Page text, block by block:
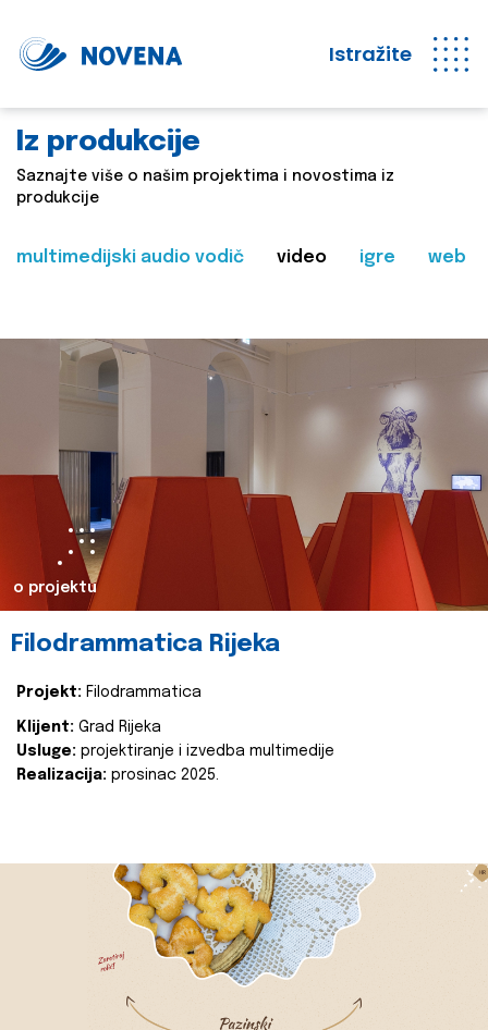
Istražite
Iz produkcije
Saznajte više o našim projektima i novostima iz
produkcije
multimedijski audio vodič video igre web
o projektu
Filodrammatica Rijeka
Projekt: Filodrammatica
Klijent: Grad Rijeka
Usluge: projektiranje i izvedba multimedije
Realizacija: prosinac 2025.